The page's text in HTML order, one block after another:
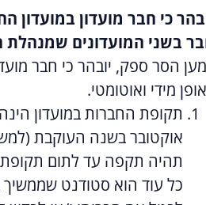
כי חבר מועדון במועדון
בשני המועדונים
הסר ספק, יובהר כי חבר
מידי ואוטומטי.
תקופת החברות במועדון
אוקטובר בשנה העוקבת (למשל 1.10.25 –
תהיה תקפה עד לתום
כל עוד הוא סטודנט שממשיך